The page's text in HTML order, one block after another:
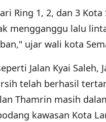
Ring 1, 2, dan 3
mengganggu lalu
ujar wali kota
Jalan Kyai Saleh,
telah berhasil
Thamrin masih
kawasan Kota